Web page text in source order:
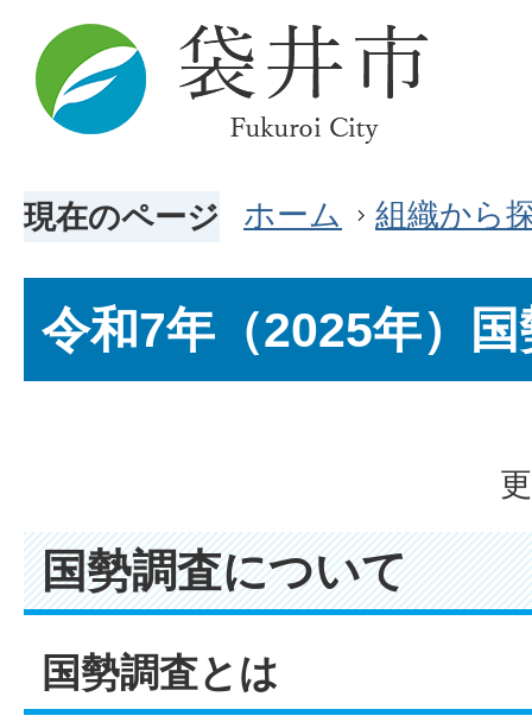
現在のページ ホーム 組織から
令和7年（2025年）
国勢調査について
国勢調査とは